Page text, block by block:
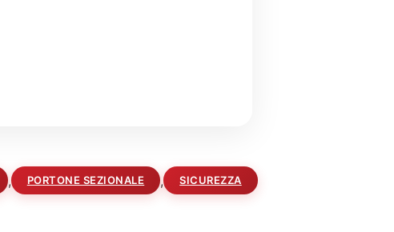
, PORTONE SEZIONALE , SICUREZZA